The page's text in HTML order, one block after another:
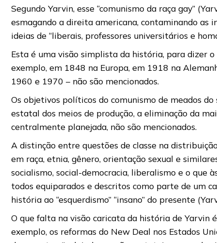
Segundo Yarvin, esse “comunismo da raça gay”
esmagando a direita americana, contaminando as
ideias de “liberais, professores universitários e
Esta é uma visão simplista da história, para dizer
exemplo, em 1848 na Europa, em 1918 na
1960 e 1970 – não são mencionados.
Os objetivos políticos do comunismo de meados
estatal dos meios de produção, a eliminação da
centralmente planejada, não são mencionados.
A distinção entre questões de classe na
em raça, etnia, gênero, orientação sexual e
socialismo, social-democracia, liberalismo e o que
todos equiparados e descritos como parte de um
história ao “esquerdismo” “insano” do presente
O que falta na visão caricata da história de Yarvin
exemplo, os reformas do New Deal nos Estados